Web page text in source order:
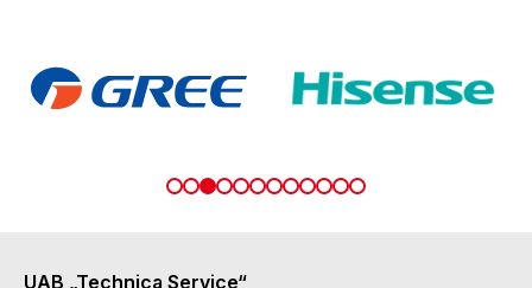
UAB „Technica Service“